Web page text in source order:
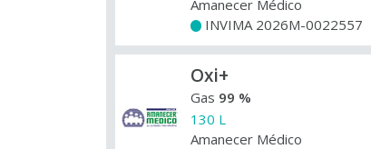
Amanecer Médico
INVIMA 2026M-0022557
Oxi+
Gas 99 %
130 L
Amanecer Médico